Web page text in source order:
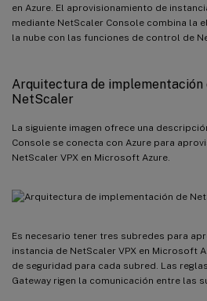
en Azure. El aprovisionamiento de
mediante NetScaler Console combina la
la nube con las funciones de control de
Arquitectura de implementación
NetScaler
La siguiente imagen ofrece una
Console se conecta con Azure para
NetScaler VPX en Microsoft Azure.
Es necesario tener tres subredes para
instancia de NetScaler VPX en Microsoft
de seguridad para cada subred. Las
Gateway rigen la comunicación entre las